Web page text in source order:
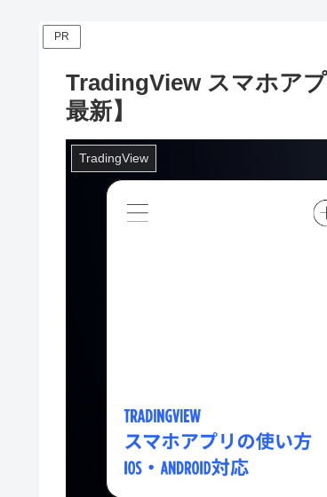
PR
TradingView スマホア
最新】
TradingView